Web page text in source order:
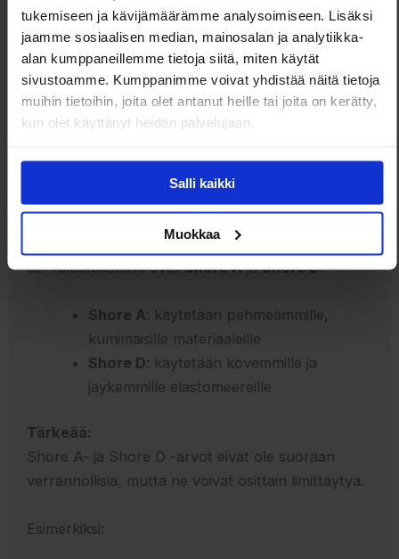
tukemiseen ja kävijämäärämme analysoimiseen. Lisäksi
jaamme sosiaalisen median, mainosalan ja analytiikka-
alan kumppaneillemme tietoja siitä, miten käytät
sivustoamme. Kumppanimme voivat yhdistää näitä tietoja
muihin tietoihin, joita olet antanut heille tai joita on kerätty,
kun olet käyttänyt heidän palvelujaan.
Salli kaikki
Muokkaa
ominaisuuksiltaan merkittävästi valmistajasta
Shore-kovuus:tyypillisesti85A–98A
Elastisuus:korkea
Kulutuskestävyys:erittäin hyvä
kovuusluokituksia on useita, mikä aiheuttaa
usein hämmennystä käyttäjille. Yleisimmät asteikot
3D-tulostuksessa ovatShore AjaShore D.
Shore A: käytetään pehmeämmille,
kumimaisille materiaaleille
Shore D: käytetään kovemmille ja
jäykemmille elastomeereille
Tärkeää:
Shore A- ja Shore D -arvot eivät ole suoraan
verrannollisia, mutta ne voivat osittain limittäytyä.
Esimerkiksi: